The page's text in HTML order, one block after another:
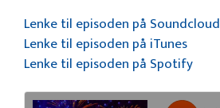
Lenke til episoden på Soundcloud
Lenke til episoden på iTunes
Lenke til episoden på Spotify